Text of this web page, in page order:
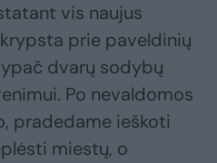
vis naujus
prie paveldinių
dvarų sodybų
Po nevaldomos
pradedame ieškoti
miestų, o